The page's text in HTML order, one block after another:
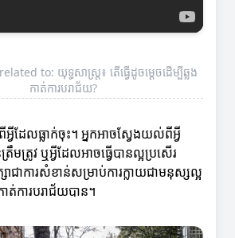
to: យុទ្ធសាស្ត្រ៖ តើធ្វើដូចម្តេចដើម្បីឆ្លង
កាត់ការបរាជ័យ?
អ្វីដែលធ្លាក់ចុះ។ អ្នកអាចស្វែងយល់ពីអ្វី
មត្រូវ ឬអ្វីដែលអាចធ្វើបានល្អប្រសើរ
ាជាការសំខាន់សម្រាប់ការក្លាយជាមនុស្សល្អ
ត់ការបរាជ័យបាន។